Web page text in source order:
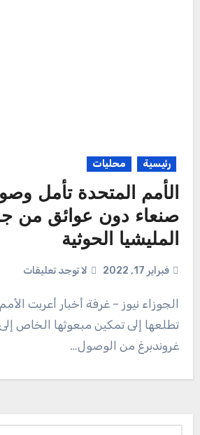
رئيسية محليات
الأمم المتحدة تأمل
صنعاء دون عوائق من
المليشيا الحوثية
فبراير 17, 2022 لا توجد تعليقات
تطلعها إلى تمكين مبعوثها الخاص
غروندبرغ من الوصول…